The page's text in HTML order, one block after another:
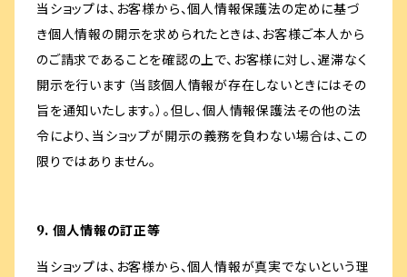
当ショップは、お客様から、個人情報保護法の定めに基づ
き個人情報の開示を求められたときは、お客様ご本人から
のご請求であることを確認の上で、お客様に対し、遅滞なく
開示を行います（当該個人情報が存在しないときにはその
旨を通知いたします。）。但し、個人情報保護法その他の法
令により、当ショップが開示の義務を負わない場合は、この
限りではありません。
9. 個人情報の訂正等
当ショップは、お客様から、個人情報が真実でないという理